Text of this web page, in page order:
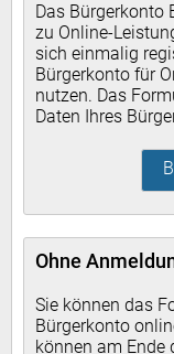
Das Bürgerkonto
zu Online-
sich einmalig
Bürgerkonto für
nutzen. Das
Daten Ihres
Ohne
Sie können das
Bürgerkonto
können am Ende